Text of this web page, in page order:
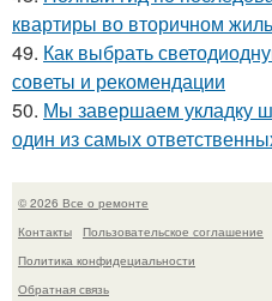
квартиры во вторичном
49. Как выбрать
советы и рекомендации
50. Мы завершаем укладку
один из самых
© 2026 Все о ремонте
Контакты
Пользовательское соглашение
Политика конфидециальности
Обратная связь